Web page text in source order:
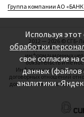
Группа компании АО «БАНК
2012 — 2026 © СГБ-
представленные на
информационных
обязательств и не
Информация,
договорных отношений
договоров лизинга
Используя
обработки
своё согласие
данных
аналитики